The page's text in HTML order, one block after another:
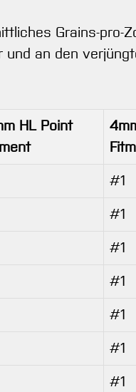
Grains-pro-
an den
HL Point
#1
#1
#1
#1
#1
#1
#1